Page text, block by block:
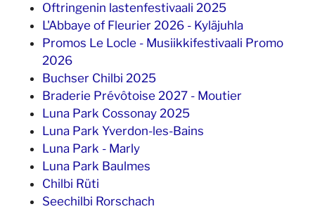
Oftringenin lastenfestivaali 2025
L'Abbaye of Fleurier 2026 - Kyläjuhla
Promos Le Locle - Musiikkifestivaali Promo
2026
Buchser Chilbi 2025
Braderie Prévôtoise 2027 - Moutier
Luna Park Cossonay 2025
Luna Park Yverdon-les-Bains
Luna Park - Marly
Luna Park Baulmes
Chilbi Rüti
Seechilbi Rorschach